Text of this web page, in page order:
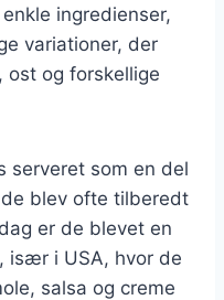
ingredienser,
variationer, der
ost og forskellige
serveret som en del
blev ofte tilberedt
er de blevet en
især i USA, hvor de
salsa og creme